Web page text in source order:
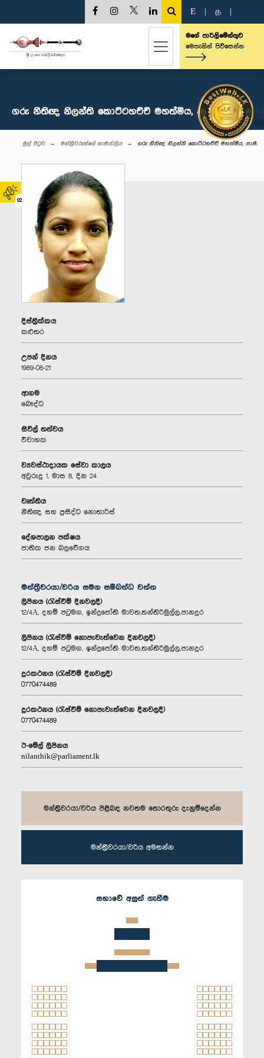
02
E த
මගේ පාර්ලිමේන්තුව
මෙතැනින් පිවිසෙන්න
ගරු නීතිඥ නිලන්ති කොට්ටහච්චි මහත්මිය, පා.ම.
මුල් පිටුව මන්ත්‍රීවරුන්‌ගේ නාමාවලිය ගරු නීතිඥ නිලන්ති කොට්ටහච්චි මහත්මිය, පා.ම.
දිස්ත්‍රික්කය
කළුතර
උපන් දිනය
1989-08-21
ආගම
බෞද්ධ
සිවිල් තත්වය
විවාහක
ව්‍යවස්ථාදායක සේවා කාලය
අවුරුදු 1, මාස 8, දින 24
වෘත්තිය
නීතිඥ සහ ප්‍රසිද්ධ නොතාරිස්
දේශපාලන පක්ෂය
ජාතික ජන බලවේගය
මන්ත්‍රීවරයා/වරිය සමග සම්බන්ධ වන්න
ලිපිනය (රැස්වීම් දිනවලදී)
12/4A, දහම් පටුමග, ඉන්ද්‍රජෝති මාවත,තන්තිරිමුල්ල,පානදුර
ලිපිනය (රැස්වීම් නොපැවැත්වෙන දිනවලදී)
12/4A, දහම් පටුමග, ඉන්ද්‍රජෝති මාවත,තන්තිරිමුල්ල,පානදුර
දුරකථනය (රැස්වීම් දිනවලදී)
0770474489
දුරකථනය (රැස්වීම් නොපැවැත්වෙන දිනවලදී)
0770474489
ඊ-මේල් ලිපිනය
nilanthik@parliament.lk
මන්ත්‍රීවරයා/වරිය පිළිබඳ නවතම තොරතුරු දැනුම්දෙන්න
මන්ත්‍රීවරයා/වරිය අමතන්න
සභාවේ අසුන් ගැනීම